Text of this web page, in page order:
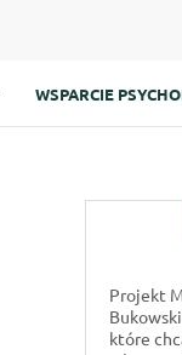
WSPARCIE
Projekt
które